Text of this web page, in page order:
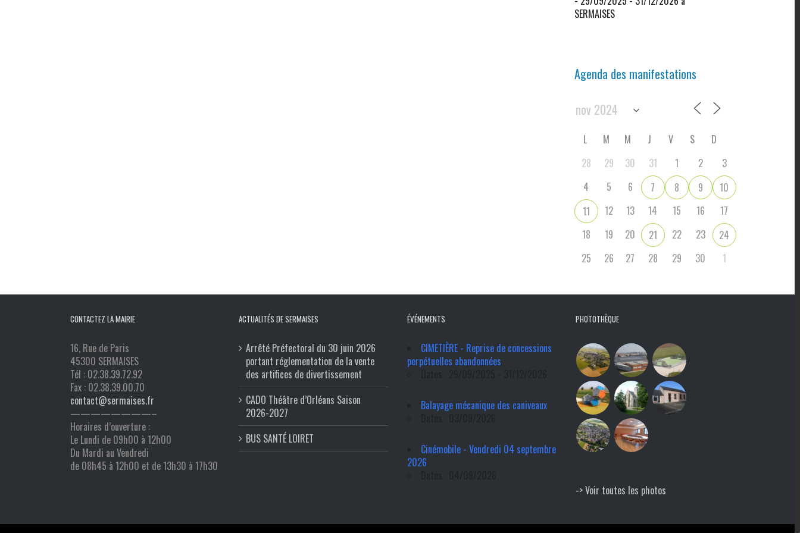
SERMAISES
Agenda des manifestations
L M M J V S
D
28
29 30 31 1 2
3
4
5 6 7 8 9
10
11
12 13 14 15 16
17
18
19 20 21 22 23
24
25
26 27 28 29 30 1
CONTACTEZ LA MAIRIE
16, Rue de Paris
45300 SERMAISES
Tél : 02.38.39.72.92
Fax : 02.38.39.00.70
contact@sermaises.fr
————————–
Horaires d’ouverture :
Le Lundi de 09h00 à 12h00
Du Mardi au Vendredi
de 08h45 à 12h00 et de 13h30 à 17h30
ACTUALITÉS DE SERMAISES
Arrêté Préfectoral du 30 juin 2026
portant réglementation de la vente
des artifices de divertissement
CADO Théâtre d’Orléans Saison
2026-2027
BUS SANTÉ LOIRET
ÉVÉNEMENTS
CIMETIÈRE - Reprise de concessions
perpétuelles abandonnées
Balayage mécanique des caniveaux
Cinémobile - Vendredi 04 septembre
2026
PHOTOTHÈQUE
-> Voir toutes les photos